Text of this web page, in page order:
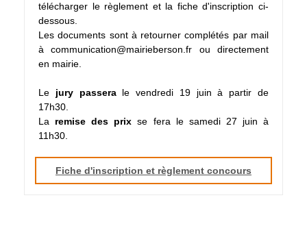
télécharger le règlement et la fiche d'inscription ci-
dessous.
Les documents sont à retourner complétés par mail
à communication@mairieberson.fr ou directement
en mairie.
Le jury passerale vendredi 19 juin à partir de
17h30.
La remise des prix se fera le samedi 27 juin à
11h30.
Fiche d'inscription et règlement concours